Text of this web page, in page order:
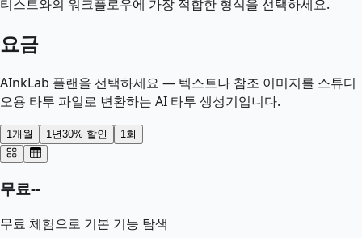
티스트와의 워크플로우에 가장 적합한 형식을 선택하세요.
요금
AInkLab 플랜을 선택하세요 — 텍스트나 참조 이미지를 스튜디
오용 타투 파일로 변환하는 AI 타투 생성기입니다.
1개월 1년30% 할인 1회
무료--
무료 체험으로 기본 기능 탐색